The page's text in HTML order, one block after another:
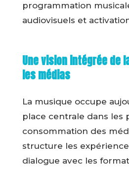
programmation
audiovisuels et
Une vision intégrée de
les médias
La musique occupe
place centrale dans les
consommation des
structure les
dialogue avec les